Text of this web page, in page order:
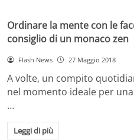
Ordinare la mente con le
consiglio di un monaco zen
Flash News 27 Maggio 2018
A volte, un compito
nel momento ideale per
…
Leggi di più